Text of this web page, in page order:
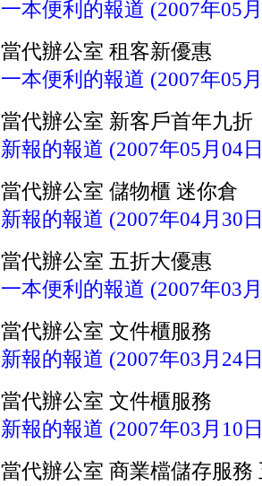
一本便利的報道 (2007年05
當代辦公室 租客新優惠
一本便利的報道 (2007年05
當代辦公室 新客戶首年九折
新報的報道 (2007年05月04
當代辦公室 儲物櫃 迷你倉
新報的報道 (2007年04月30
當代辦公室 五折大優惠
一本便利的報道 (2007年03
當代辦公室 文件櫃服務
新報的報道 (2007年03月24
當代辦公室 文件櫃服務
新報的報道 (2007年03月10
當代辦公室 商業檔儲存服務